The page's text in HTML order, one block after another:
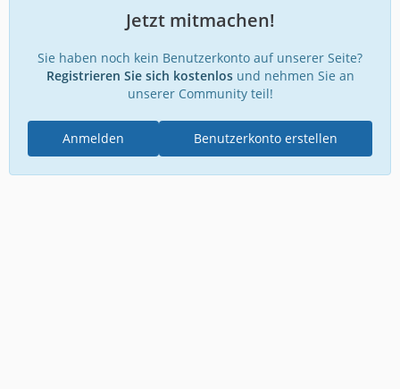
Jetzt mitmachen!
Sie haben noch kein Benutzerkonto auf unserer Seite?
Registrieren Sie sich kostenlosund nehmen Sie an
unserer Community teil!
Benutzerkonto erstellen
Anmelden